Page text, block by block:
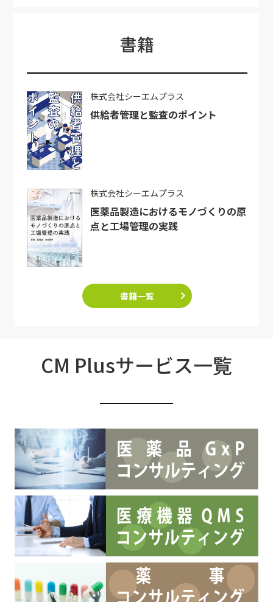
書籍
株式会社シーエムプラス
供給者管理と監査のポイント
株式会社シーエムプラス
医薬品製造におけるモノづくりの原
点と工場管理の実践
書籍一覧
CM Plusサービス一覧